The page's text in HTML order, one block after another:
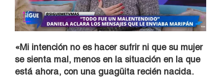
«Mi intención no es hacer sufrir ni que su mujer
se sienta mal, menos en la situación en la que
está ahora, con una guagüita recién nacida.